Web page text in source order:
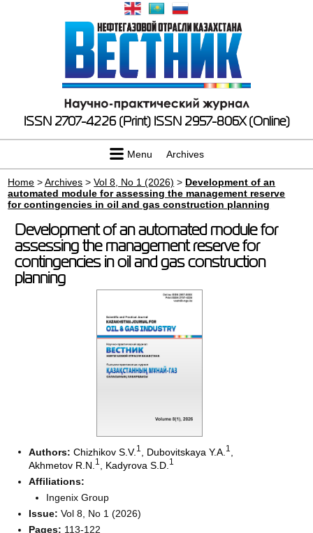
ISSN 2707-4226 (Print) ISSN 2957-806X (Online)
Menu Archives
Home >Archives >Vol 8, No 1 (2026) > Development of an
automated module for assessing the management reserve
for contingencies in oil and gas construction planning
Development of an automated module for
assessing the management reserve for
contingencies in oil and gas construction
planning
Authors:Chizhikov S.V. 1 Dubovitskaya Y.A. 1
Akhmetov R.N. 1 Kadyrova S.D. 1
Affiliations:
Ingenix Group
Issue:Vol 8, No 1 (2026)
Pages: 113-122